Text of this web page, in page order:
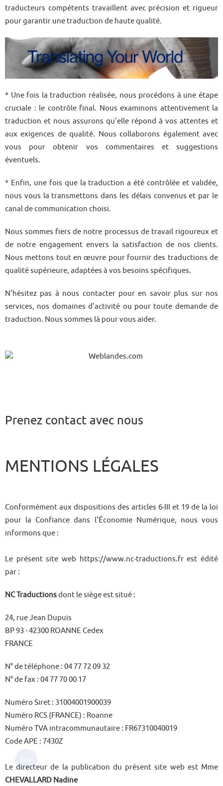
traducteurs compétents travaillent avec précision et rigueur
pour garantir une traduction de haute qualité.
* Une fois la traduction réalisée, nous procédons à une étape
cruciale : le contrôle final. Nous examinons attentivement la
traduction et nous assurons qu'elle répond à vos attentes et
aux exigences de qualité. Nous collaborons également avec
vous pour obtenir vos commentaires et suggestions
éventuels.
* Enfin, une fois que la traduction a été contrôlée et validée,
nous vous la transmettons dans les délais convenus et par le
canal de communication choisi.
Nous sommes fiers de notre processus de travail rigoureux et
de notre engagement envers la satisfaction de nos clients.
Nous mettons tout en œuvre pour fournir des traductions de
qualité supérieure, adaptées à vos besoins spécifiques.
N'hésitez pas à nous contacter pour en savoir plus sur nos
services, nos domaines d'activité ou pour toute demande de
traduction. Nous sommes là pour vous aider.
Prenez contact avec nous
MENTIONS LÉGALES
Conformément aux dispositions des articles 6-III et 19 de la loi
pour la Confiance dans l'Économie Numérique, nous vous
informons que :
Le présent site web https://www.nc-traductions.fr est édité
par :
NC Traductionsdont le siège est situé :
24, rue Jean Dupuis
BP 93 - 42300 ROANNE Cedex
FRANCE
N° de téléphone : 04 77 72 09 32
N° de fax : 04 77 70 00 17
Numéro Siret : 31004001900039
Numéro RCS (FRANCE) : Roanne
Numéro TVA intracommunautaire : FR67310040019
Code APE : 7430Z
Le directeur de la publication du présent site web est Mme
CHEVALLARD Nadine